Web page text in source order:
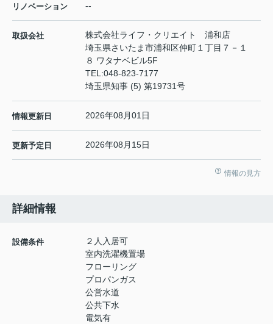
リノベーション --
取扱会社
株式会社ライフ・クリエイト 浦和店
埼玉県さいたま市浦和区仲町１丁目７－１
８ ワタナベビル5F
TEL:048-823-7177
埼玉県知事 (5) 第19731号
情報更新日 2026年08月01日
更新予定日 2026年08月15日
情報の見方
詳細情報
設備条件
２人入居可
室内洗濯機置場
フローリング
プロパンガス
公営水道
公共下水
電気有